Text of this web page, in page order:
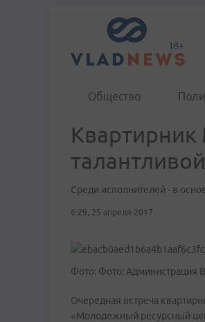
Общество
Среди исполнителей - в
6:29, 25 апреля 2017
Фото: Фото: Администрация
Очередная встреча
«Молодежный ресурсный